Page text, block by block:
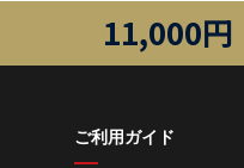
11,000円
ご利用ガイド